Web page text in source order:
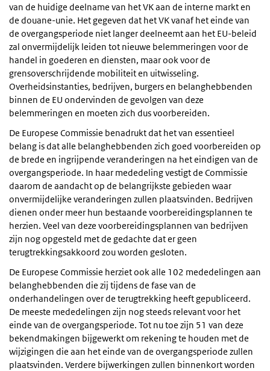
van de huidige deelname van het VK aan de interne markt en
de douane-unie. Het gegeven dat het VK vanaf het einde van
de overgangsperiode niet langer deelneemt aan het EU-beleid
zal onvermijdelijk leiden tot nieuwe belemmeringen voor de
handel in goederen en diensten, maar ook voor de
grensoverschrijdende mobiliteit en uitwisseling.
Overheidsinstanties, bedrijven, burgers en belanghebbenden
binnen de EU ondervinden de gevolgen van deze
belemmeringen en moeten zich dus voorbereiden.
De Europese Commissie benadrukt dat het van essentieel
belang is dat alle belanghebbenden zich goed voorbereiden op
de brede en ingrijpende veranderingen na het eindigen van de
overgangsperiode. In haar mededeling vestigt de Commissie
daarom de aandacht op de belangrijkste gebieden waar
onvermijdelijke veranderingen zullen plaatsvinden. Bedrijven
dienen onder meer hun bestaande voorbereidingsplannen te
herzien. Veel van deze voorbereidingsplannen van bedrijven
zijn nog opgesteld met de gedachte dat er geen
terugtrekkingsakkoord zou worden gesloten.
De Europese Commissie herziet ook alle 102 mededelingen aan
belanghebbenden die zij tijdens de fase van de
onderhandelingen over de terugtrekking heeft gepubliceerd.
De meeste mededelingen zijn nog steeds relevant voor het
einde van de overgangsperiode. Tot nu toe zijn 51 van deze
bekendmakingen bijgewerkt om rekening te houden met de
wijzigingen die aan het einde van de overgangsperiode zullen
plaatsvinden. Verdere bijwerkingen zullen binnenkort worden